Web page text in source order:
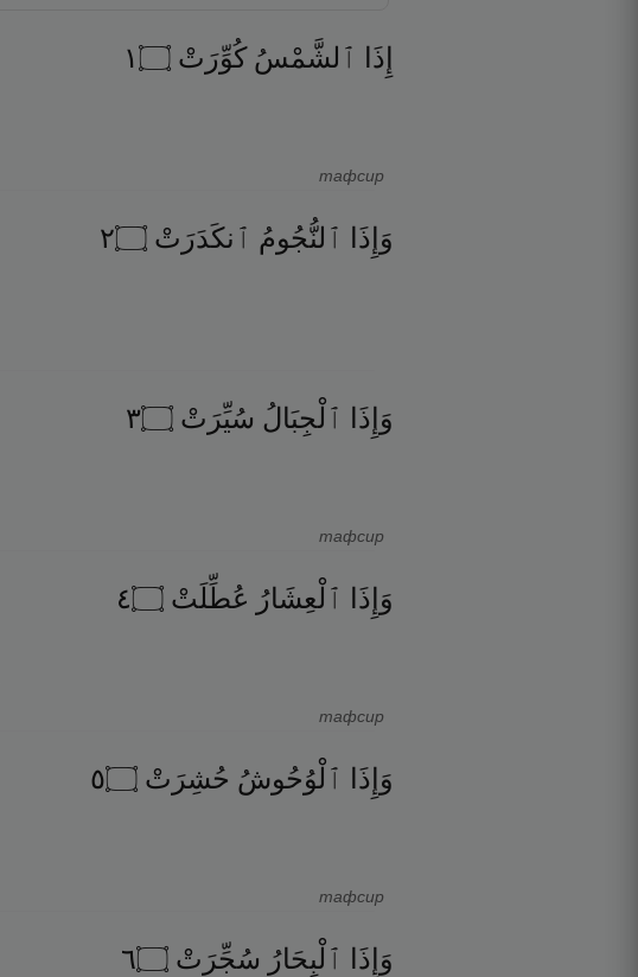
إِذَا ٱلشَّمْسُ كُوِّرَتْ ۝١
тафсир
وَإِذَا ٱلنُّجُومُ ٱنكَدَرَتْ ۝٢
وَإِذَا ٱلْجِبَالُ سُيِّرَتْ ۝٣
тафсир
وَإِذَا ٱلْعِشَارُ عُطِّلَتْ ۝٤
тафсир
وَإِذَا ٱلْوُحُوشُ حُشِرَتْ ۝٥
тафсир
وَإِذَا ٱلْبِحَارُ سُجِّرَتْ ۝٦